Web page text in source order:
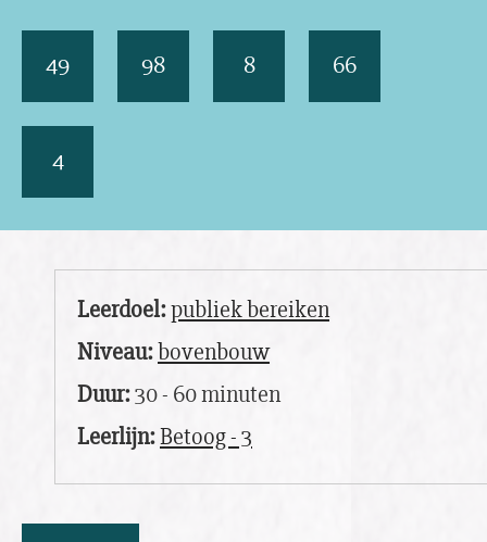
49 98 8 66
4
Leerdoel:publiek bereiken
Niveau:bovenbouw
Duur:30 - 60 minuten
Leerlijn:Betoog - 3